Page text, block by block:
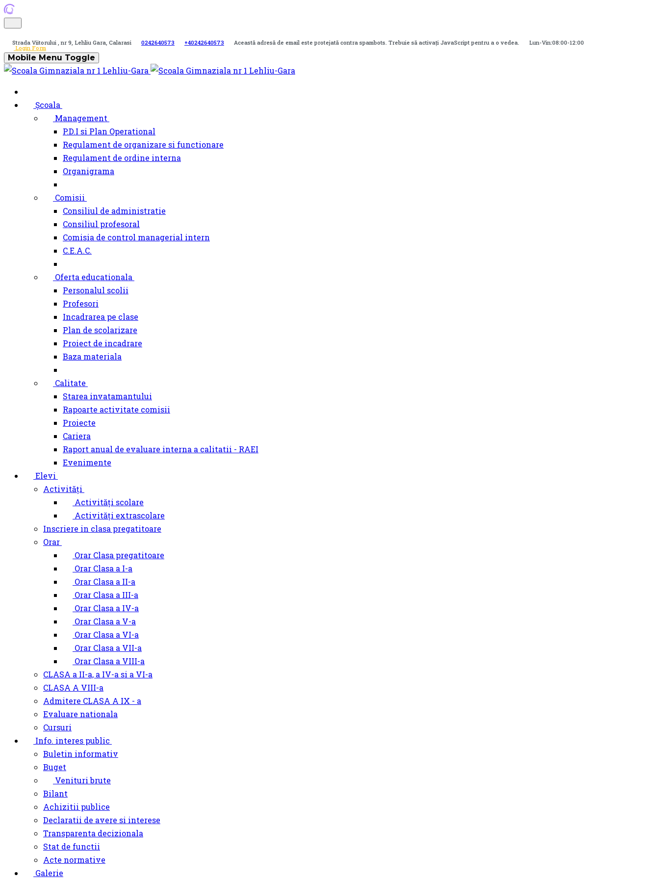
Strada Viitorului , nr 9, Lehliu Gara, Calarasi 0242640573 +40242640573 Această adresă de email este protejată contra spambots. Trebuie să activați JavaScript pentru a o vedea. Lun-Vin:08:00-12:00
Login Form
Mobile Menu Toggle
Școala
Management
P.D.I si Plan Operational
Regulament de organizare si functionare
Regulament de ordine interna
Organigrama
Comisii
Consiliul de administratie
Consiliul profesoral
Comisia de control managerial intern
C.E.A.C.
Oferta educationala
Personalul scolii
Profesori
Incadrarea pe clase
Plan de scolarizare
Proiect de incadrare
Baza materiala
Calitate
Starea invatamantului
Rapoarte activitate comisii
Proiecte
Cariera
Raport anual de evaluare interna a calitatii - RAEI
Evenimente
Elevi
Activități
Activități scolare
Activități extrascolare
Inscriere in clasa pregatitoare
Orar
Orar Clasa pregatitoare
Orar Clasa a I-a
Orar Clasa a II-a
Orar Clasa a III-a
Orar Clasa a IV-a
Orar Clasa a V-a
Orar Clasa a VI-a
Orar Clasa a VII-a
Orar Clasa a VIII-a
CLASA a II-a, a IV-a si a VI-a
CLASA A VIII-a
Admitere CLASA A IX - a
Evaluare nationala
Cursuri
Info. interes public
Buletin informativ
Buget
Venituri brute
Bilant
Achizitii publice
Declaratii de avere si interese
Transparenta decizionala
Stat de functii
Acte normative
Galerie